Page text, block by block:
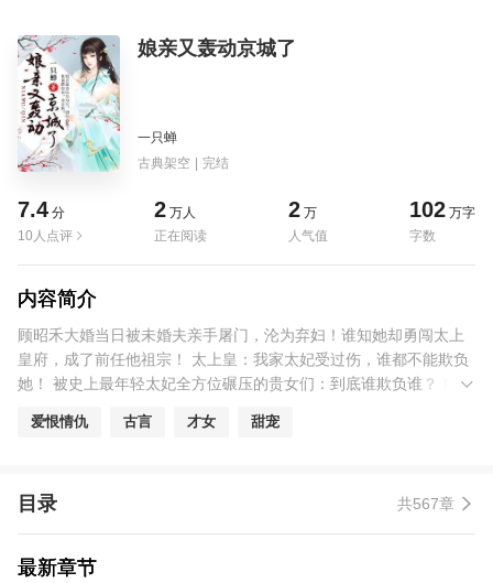
娘亲又轰动京城了
一只蝉
古典架空 | 完结
7.4 分
10人点评
2 万人
正在阅读
2 万
人气值
102 万字
字数
内容简介
顾昭禾大婚当日被未婚夫亲手屠门，沦为弃妇！谁知她却勇闯太上
皇府，成了前任他祖宗！ 太上皇：我家太妃受过伤，谁都不能欺负
她！ 被史上最年轻太妃全方位碾压的贵女们：到底谁欺负谁？！ 太
被太妃治好的病患、有幸闻过膳食香的众人：太上皇您是瞎了吗？
爱恨情仇 古言 才女 甜宠
目录 共567章
最新章节